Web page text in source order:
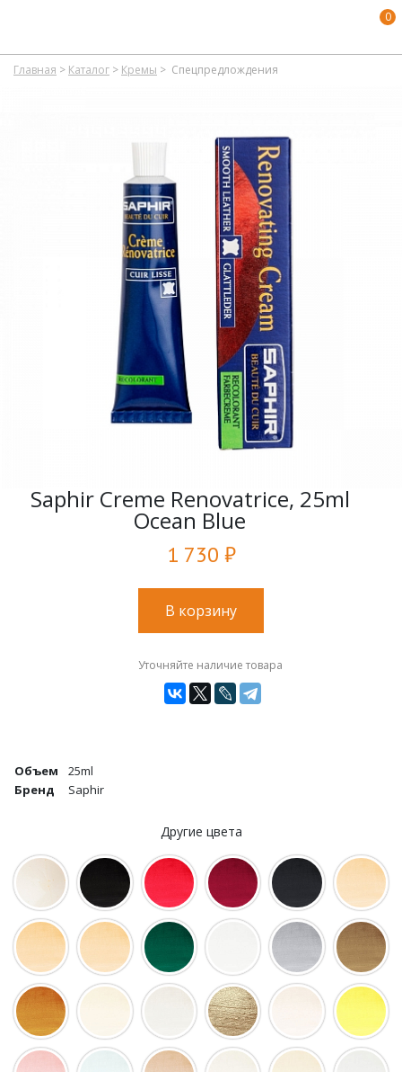
0
Главная > Каталог > Кремы > Спецпредлождения
Saphir Creme Renovatrice, 25ml
Ocean Blue
1 730 ₽
В корзину
Уточняйте наличие товара
Объем
25ml
Бренд
Saphir
Другие цвета